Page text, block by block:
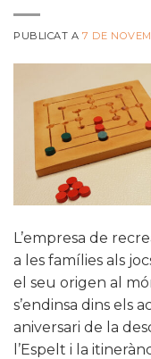
PUBLICAT A7 DE
L’empresa de
a les famílies als
el seu origen al
s’endinsa dins els
aniversari de la
l’Espelt i la